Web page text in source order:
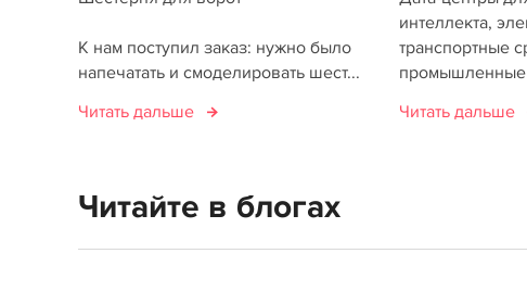
К нам поступил заказ: нужно было
напечатать и смоделировать шест...
Читать дальше
интеллекта,
транспортные
промышленные
Читать дальше
Читайте в блогах